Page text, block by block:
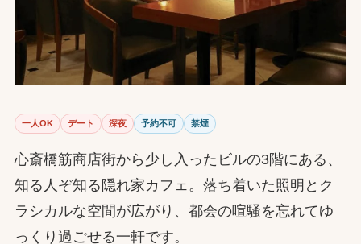
一人OK デート 深夜 予約不可 禁煙
心斎橋筋商店街から少し入ったビルの3階にある、
知る人ぞ知る隠れ家カフェ。落ち着いた照明とク
ラシカルな空間が広がり、都会の喧騒を忘れてゆ
っくり過ごせる一軒です。